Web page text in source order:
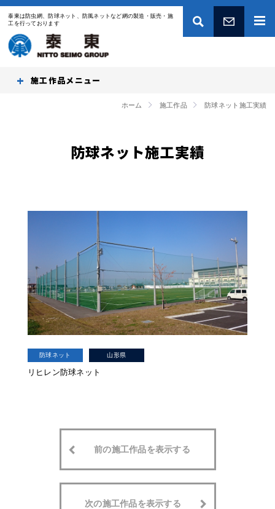
泰東は防虫網、防球ネット、防風ネットなど網の製造・販売・施
工を行っております
施工作品
ホーム 施工作品 防球ネット施工実績
防球ネット施工実績
防球ネット 山形県
リヒレン防球ネット
前の施工作品を表示する
次の施工作品を表示する